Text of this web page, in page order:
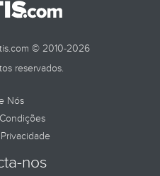
© 2010-2026
reservados.
Nós
nos